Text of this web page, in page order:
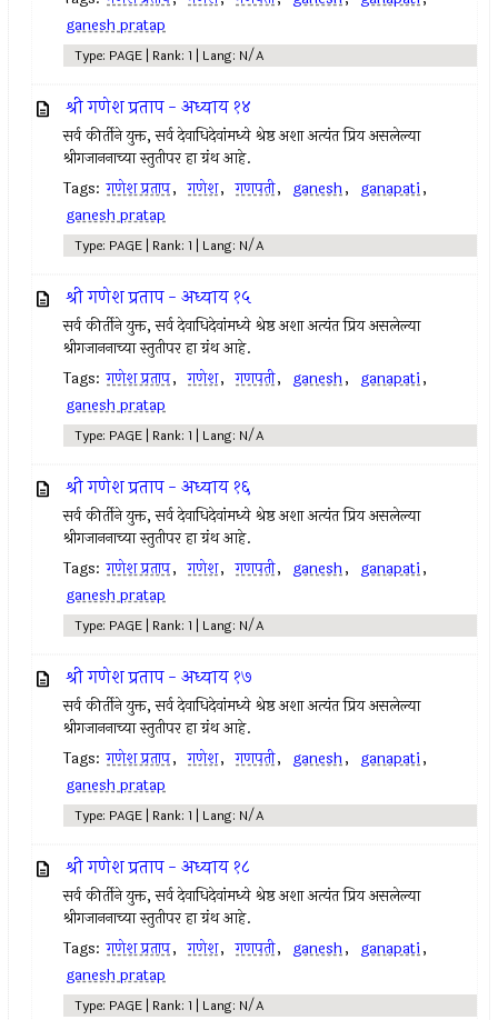
ganesh pratap
Type: PAGE | Rank: 1 | Lang: N/A
श्री गणेश प्रताप - अध्याय १४
सर्व कीर्तीने युक्त, सर्व देवाधिदेवांमध्ये श्रेष्ठ अशा अत्यंत प्रिय असलेल्या
श्रीगजाननाच्या स्तुतीपर हा ग्रंथ आहे.
Tags: गणेश प्रताप, गणेश, गणपती, ganesh, ganapati,
ganesh pratap
Type: PAGE | Rank: 1 | Lang: N/A
श्री गणेश प्रताप - अध्याय १५
सर्व कीर्तीने युक्त, सर्व देवाधिदेवांमध्ये श्रेष्ठ अशा अत्यंत प्रिय असलेल्या
श्रीगजाननाच्या स्तुतीपर हा ग्रंथ आहे.
Tags: गणेश प्रताप, गणेश, गणपती, ganesh, ganapati,
ganesh pratap
Type: PAGE | Rank: 1 | Lang: N/A
श्री गणेश प्रताप - अध्याय १६
सर्व कीर्तीने युक्त, सर्व देवाधिदेवांमध्ये श्रेष्ठ अशा अत्यंत प्रिय असलेल्या
श्रीगजाननाच्या स्तुतीपर हा ग्रंथ आहे.
Tags: गणेश प्रताप, गणेश, गणपती, ganesh, ganapati,
ganesh pratap
Type: PAGE | Rank: 1 | Lang: N/A
श्री गणेश प्रताप - अध्याय १७
सर्व कीर्तीने युक्त, सर्व देवाधिदेवांमध्ये श्रेष्ठ अशा अत्यंत प्रिय असलेल्या
श्रीगजाननाच्या स्तुतीपर हा ग्रंथ आहे.
Tags: गणेश प्रताप, गणेश, गणपती, ganesh, ganapati,
ganesh pratap
Type: PAGE | Rank: 1 | Lang: N/A
श्री गणेश प्रताप - अध्याय १८
सर्व कीर्तीने युक्त, सर्व देवाधिदेवांमध्ये श्रेष्ठ अशा अत्यंत प्रिय असलेल्या
श्रीगजाननाच्या स्तुतीपर हा ग्रंथ आहे.
Tags: गणेश प्रताप, गणेश, गणपती, ganesh, ganapati,
ganesh pratap
Type: PAGE | Rank: 1 | Lang: N/A